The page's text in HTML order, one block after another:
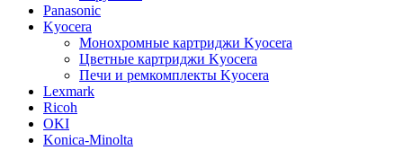
Panasonic
Kyocera
Монохромные картриджи Kyocera
Цветные картриджи Kyocera
Печи и ремкомплекты Kyocera
Lexmark
Ricoh
OKI
Konica-Minolta